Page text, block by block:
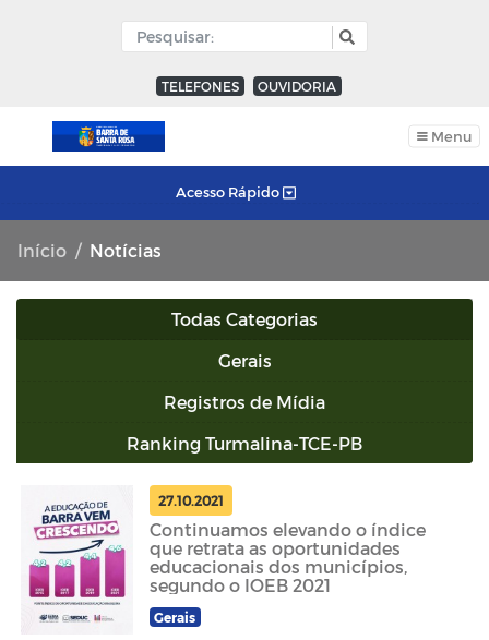
TELEFONES OUVIDORIA
Menu
Acesso Rápido
Início Notícias
Todas Categorias
Gerais
Registros de Mídia
Ranking Turmalina-TCE-PB
27.10.2021
Continuamos elevando o índice
que retrata as oportunidades
educacionais dos municípios,
segundo o IOEB 2021
Gerais